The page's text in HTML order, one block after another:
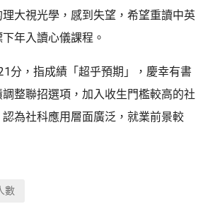
大視光學，感到失望，希望重讀中英
年入讀心儀課程。
分，指成績「超乎預期」，慶幸有書
整聯招選項，加入收生門檻較高的社
為社科應用層面廣泛，就業前景較
數